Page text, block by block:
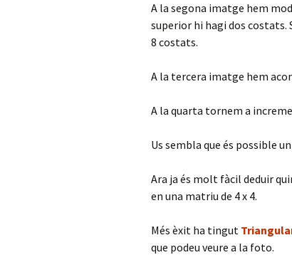
A la segona imatge hem
superior hi hagi dos costats.
8 costats.
A la tercera imatge hem
A la quarta tornem a
Us sembla que és possible
Ara ja és molt fàcil deduir
en una matriu de 4 x 4.
Més èxit ha tingut
que podeu veure a la foto.